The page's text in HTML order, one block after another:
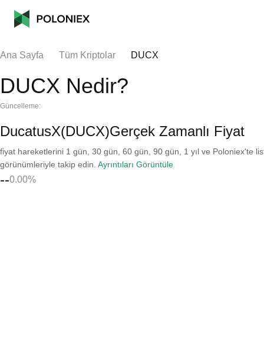
Ana Sayfa Tüm Kriptolar DUCX
DUCX Nedir?
Güncelleme:
DucatusX(DUCX)Gerçek Zamanlı Fiyat
fiyat hareketlerini 1 gün, 30 gün, 60 gün, 90 gün, 1 yıl ve Poloniex'te
görünümleriyle takip edin. Ayrıntıları Görüntüle
--0.00%